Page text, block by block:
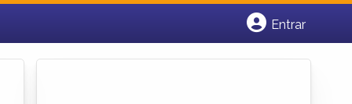
Entrar